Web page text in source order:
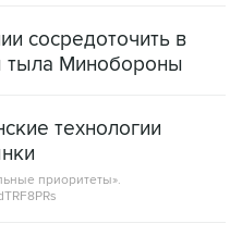
сосредоточить в
тыла Минобороны
технологии
приоритеты».